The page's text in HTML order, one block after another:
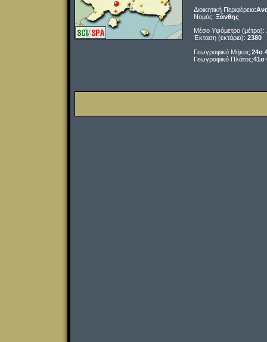
Διοικητική Περιφέρεια:
Νομός: Ξάνθης
Μέσο Υψόμετρο (μέτρα):
Έκταση (εκτάρια): 2380
Γεωγραφικό Μήκος:24o
Γεωγραφικό Πλάτος:41o